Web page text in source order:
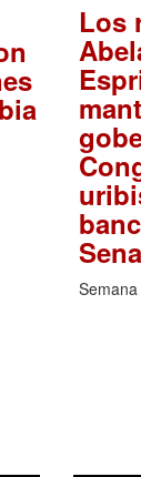
Los
Semana